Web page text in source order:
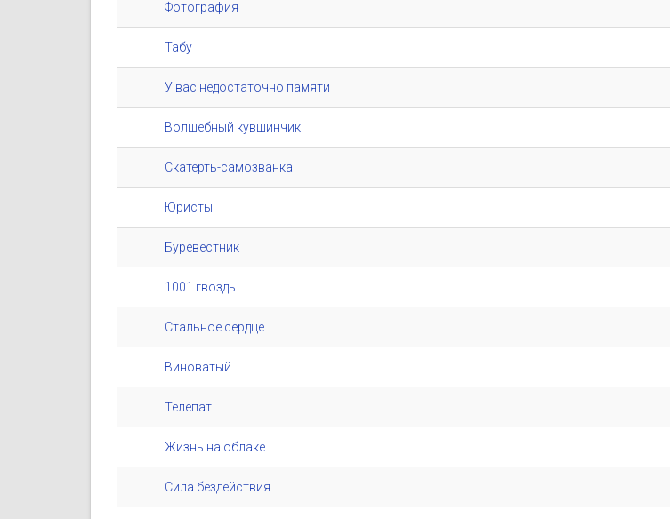
Фотография
Табу
У вас недостаточно памяти
Волшебный кувшинчик
Скатерть-самозванка
Юристы
Буревестник
1001 гвоздь
Стальное сердце
Виноватый
Телепат
Жизнь на облаке
Сила бездействия